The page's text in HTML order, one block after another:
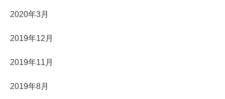
2020年3月
2019年12月
2019年11月
2019年8月